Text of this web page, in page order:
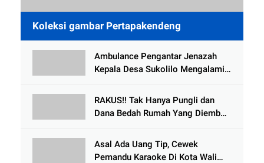
Koleksi gambar Pertapakendeng
Ambulance Pengantar Jenazah
Kepala Desa Sukolilo Mengalami
Meninggal Dunia
RAKUS!! Tak Hanya Pungli dan
Dana Bedah Rumah Yang Diembat,
Tlogowungu, di Duga
Selewengkan Bantuan Mushola
Asal Ada Uang Tip, Cewek
Pemandu Karaoke Di Kota Wali